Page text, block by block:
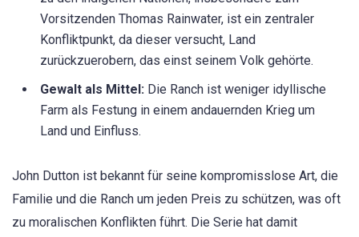
Vorsitzenden Thomas Rainwater, ist ein zentraler
Konfliktpunkt, da dieser versucht, Land
zurückzuerobern, das einst seinem Volk gehörte.
Gewalt als Mittel: Die Ranch ist weniger idyllische
Farm als Festung in einem andauernden Krieg um
Land und Einfluss.
John Dutton ist bekannt für seine kompromisslose Art, die
Familie und die Ranch um jeden Preis zu schützen, was oft
zu moralischen Konflikten führt. Die Serie hat damit